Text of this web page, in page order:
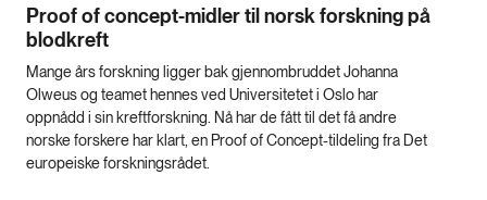
Proof of concept-midler til norsk forskning på
blodkreft
Mange års forskning ligger bak gjennombruddet Johanna
Olweus og teamet hennes ved Universitetet i Oslo har
oppnådd i sin kreftforskning. Nå har de fått til det få andre
norske forskere har klart, en Proof of Concept-tildeling fra Det
europeiske forskningsrådet.